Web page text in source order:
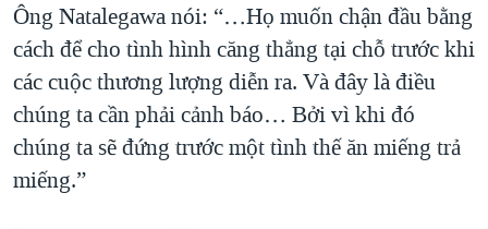
Ông Natalegawa nói: “…Họ muốn chận đầu bằng
cách để cho tình hình căng thẳng tại chỗ trước khi
các cuộc thương lượng diễn ra. Và đây là điều
chúng ta cần phải cảnh báo… Bởi vì khi đó
chúng ta sẽ đứng trước một tình thế ăn miếng trả
miếng.”